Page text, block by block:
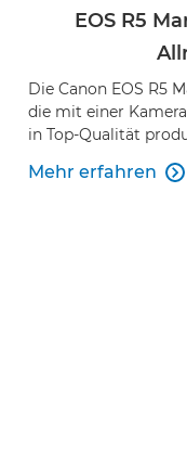
EOS R5
Die Canon EOS R5
die mit einer
in Top-Qualität
Mehr erfahren 